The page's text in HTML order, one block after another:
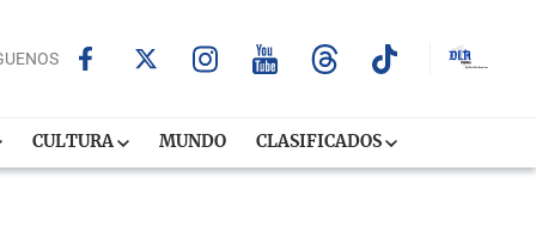
CULTURA MUNDO CLASIFICADOS